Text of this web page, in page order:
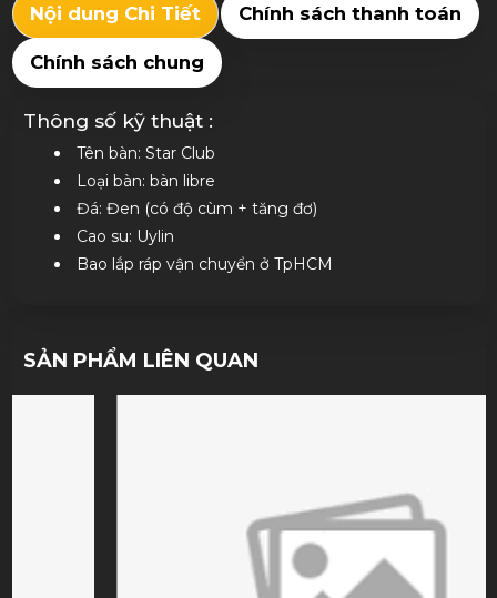
Nội dung Chi Tiết Chính sách thanh toán
Chính sách chung
Thông số kỹ thuật :
Tên bàn: Star Club
Loại bàn: bàn libre
Đá: Đen (có độ cùm + tăng đơ)
Cao su: Uylin
Bao lắp ráp vận chuyển ở TpHCM
SẢN PHẨM LIÊN QUAN